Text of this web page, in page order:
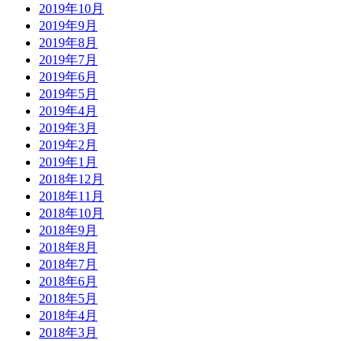
2019年10月
2019年9月
2019年8月
2019年7月
2019年6月
2019年5月
2019年4月
2019年3月
2019年2月
2019年1月
2018年12月
2018年11月
2018年10月
2018年9月
2018年8月
2018年7月
2018年6月
2018年5月
2018年4月
2018年3月